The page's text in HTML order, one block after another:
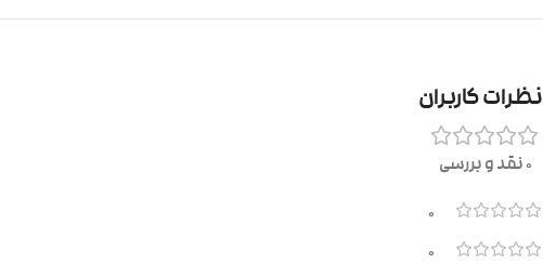
نظرات کاربران
0 نقد و بررسی
0
0